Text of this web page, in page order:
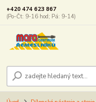
+420 474 623 867
(Po-Čt: 9-16 hod; Pá: 9-14)